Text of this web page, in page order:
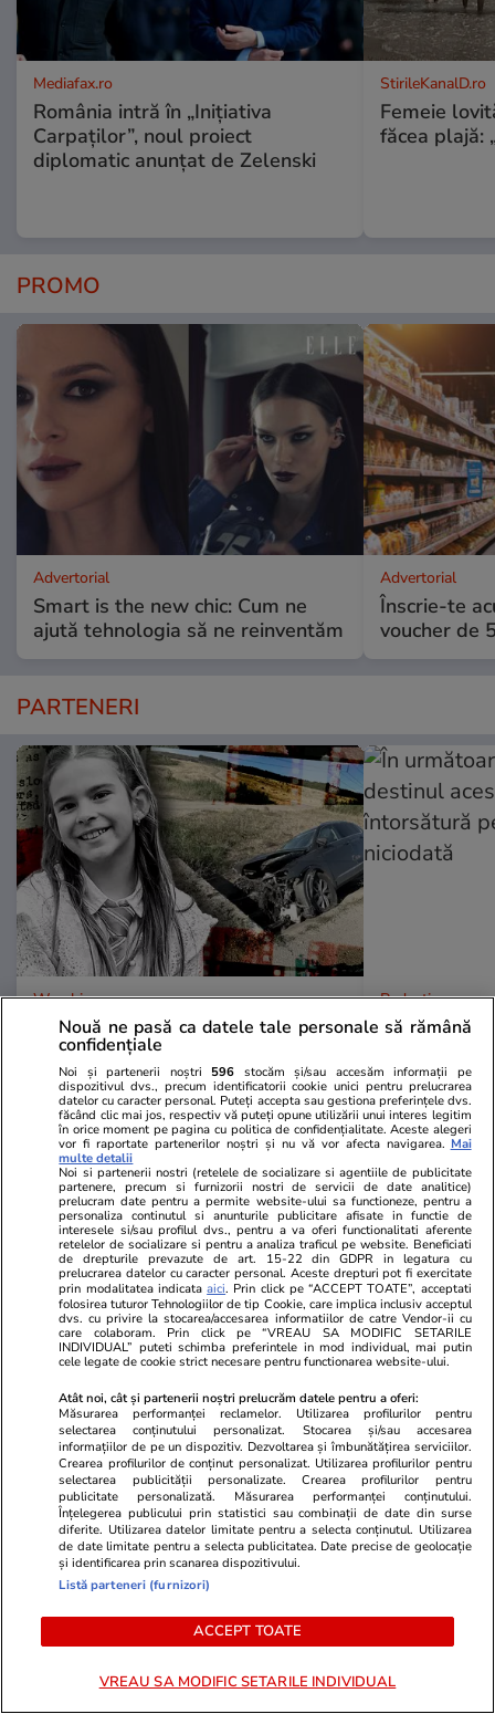
Mediafax.ro
România intră în „Inițiativa
Carpaților”, noul proiect
diplomatic anunțat de Zelenski
StirileKanalD.ro
Femeie
făcea plajă:
PROMO
Advertorial
Smart is the new chic: Cum ne
ajută tehnologia să ne reinventăm
Advertorial
Înscrie-te
voucher de
PARTENERI
Wowbiz.ro
Durere fără margini după
moartea Raisei, fetița de 9 ani
ucisă în accidentul de la Cluj.
Mesajul sfâșietor al mamei sale:
„Te iubim…”
Redactia.ro
În
întorsătură
niciodată
POLITIC
Politică 04 aug.
România riscă să piardă
miliarde de euro din PNRR
după un vot în Senat. De ce
sunt contestate modificările la
legea decarbonizării
Politică 04 aug.
Nicușor Dan a promulgat legile
privind plafonarea prețului la
carburanți și TVA de 9% la
locuințe
Nouă ne pasă ca datele tale personale să rămână
confidențiale
Noi și partenerii noștri 596 stocăm și/sau accesăm informații pe
dispozitivul dvs., precum identificatorii cookie unici pentru prelucrarea
datelor cu caracter personal. Puteți accepta sau gestiona preferințele dvs.
făcând clic mai jos, respectiv vă puteți opune utilizării unui interes legitim
în orice moment pe pagina cu politica de confidențialitate. Aceste alegeri
vor fi raportate partenerilor noștri și nu vă vor afecta navigarea. Mai
multe detalii
Noi si partenerii nostri (retelele de socializare si agentiile de publicitate
partenere, precum si furnizorii nostri de servicii de date analitice)
prelucram date pentru a permite website-ului sa functioneze, pentru a
personaliza continutul si anunturile publicitare afisate in functie de
interesele si/sau profilul dvs., pentru a va oferi functionalitati aferente
retelelor de socializare si pentru a analiza traficul pe website. Beneficiati
de drepturile prevazute de art. 15-22 din GDPR in legatura cu
prelucrarea datelor cu caracter personal. Aceste drepturi pot fi exercitate
prin modalitatea indicataaici. Prin click pe “ACCEPT TOATE”, acceptati
folosirea tuturor Tehnologiilor de tip Cookie, care implica inclusiv acceptul
dvs. cu privire la stocarea/accesarea informatiilor de catre Vendor-ii cu
care colaboram. Prin click pe “VREAU SA MODIFIC SETARILE
INDIVIDUAL” puteti schimba preferintele in mod individual, mai putin
cele legate de cookie strict necesare pentru functionarea website-ului.
Atât noi, cât și partenerii noștri prelucrăm datele pentru a oferi:
Măsurarea performanței reclamelor. Utilizarea profilurilor pentru
selectarea conținutului personalizat. Stocarea și/sau accesarea
informațiilor de pe un dispozitiv. Dezvoltarea și îmbunătățirea serviciilor.
Crearea profilurilor de conținut personalizat. Utilizarea profilurilor pentru
selectarea publicității personalizate. Crearea profilurilor pentru
publicitate personalizată. Măsurarea performanței conținutului.
Înțelegerea publicului prin statistici sau combinații de date din surse
diferite. Utilizarea datelor limitate pentru a selecta conținutul. Utilizarea
de date limitate pentru a selecta publicitatea. Date precise de geolocație
și identificarea prin scanarea dispozitivului.
Listă parteneri (furnizori)
ACCEPT TOATE
VREAU SA MODIFIC SETARILE INDIVIDUAL